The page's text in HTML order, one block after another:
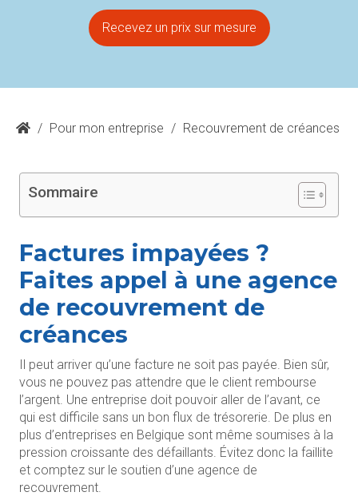
Recevez un prix sur mesure
/ Pour mon entreprise / Recouvrement de créances
Sommaire
Factures impayées ?
Faites appel à une agence
de recouvrement de
créances
Il peut arriver qu’une facture ne soit pas payée. Bien sûr,
vous ne pouvez pas attendre que le client rembourse
l’argent. Une entreprise doit pouvoir aller de l’avant, ce
qui est difficile sans un bon flux de trésorerie. De plus en
plus d’entreprises en Belgique sont même soumises à la
pression croissante des défaillants. Évitez donc la faillite
et comptez sur le soutien d’une agence de
recouvrement.